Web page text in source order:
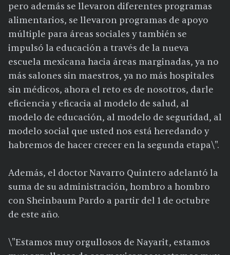
pero además se llevaron diferentes programas
alimentarios, se llevaron programas de apoyo
múltiple para áreas sociales y también se
impulsó la educación a través de la nueva
escuela mexicana hacia áreas marginadas, ya no
más salones sin maestros, ya no más hospitales
sin médicos, ahora el reto es de nosotros, darle
eficiencia y eficacia al modelo de salud, al
modelo de educación, al modelo de seguridad, al
modelo social que usted nos está heredando y
habremos de hacer crecer en la segunda etapa\".
Además, el doctor Navarro Quintero adelantó la
suma de su administración, hombro a hombro
con Sheinbaum Pardo a partir del 1 de octubre
de este año.
\"Estamos muy orgullosos de Nayarit, estamos